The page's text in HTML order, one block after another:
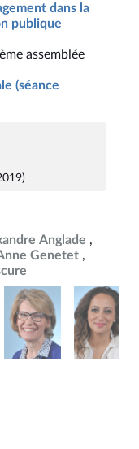
dans la
publique
assemblée
(séance
Anglade
Genetet